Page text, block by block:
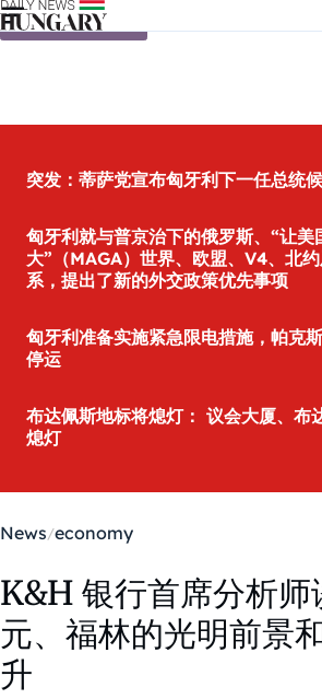
Skip to content
突发：蒂萨党宣布匈牙利下一任总统
匈牙利就与普京治下的俄罗斯、“让美
大”（MAGA）世界、欧盟、V4、北
系，提出了新的外交政策优先事项
匈牙利准备实施紧急限电措施，帕克
停运
布达佩斯地标将熄灯： 议会大厦、布
熄灯
News economy
K&H 银行首席分析师
元、福林的光明前景
升